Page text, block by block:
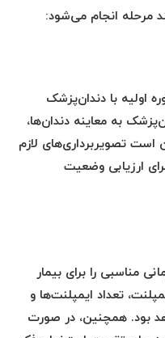
مرحله انجام می‌شود:
اولیه با دندان‌پزشک
به معاینه دندان‌ها،
است تصویربرداری‌های لازم
ارزیابی وضعیت
مناسبی را برای بیمار
تعداد ایمپلنت‌ها و
بود. همچنین، در صورت